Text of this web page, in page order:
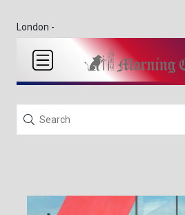
London -